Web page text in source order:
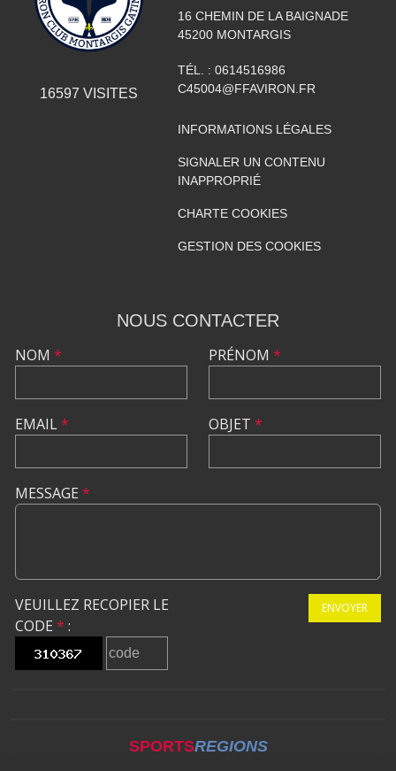
16597 VISITES
16 CHEMIN DE LA BAIGNADE
45200 MONTARGIS
TÉL. : 0614516986
C45004@FFAVIRON.FR
INFORMATIONS LÉGALES
SIGNALER UN CONTENU
INAPPROPRIÉ
CHARTE COOKIES
GESTION DES COOKIES
NOUS CONTACTER
NOM *
EMAIL*
PRÉNOM *
OBJET *
MESSAGE *
VEUILLEZ RECOPIER LE
CODE * :
ENVOYER
SPORTSREGIONS